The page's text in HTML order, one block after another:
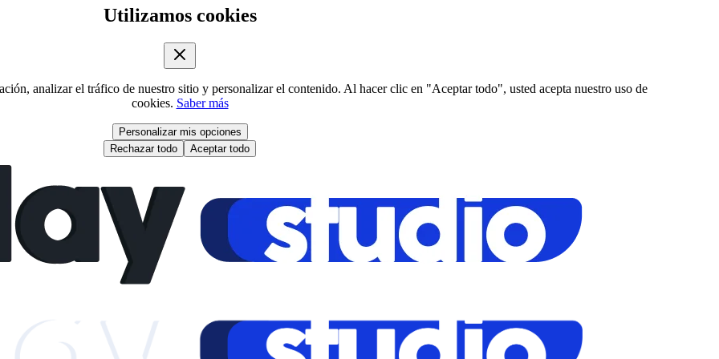
Utilizamos cookies
analizar el tráfico de nuestro sitio y personalizar el contenido. Al hacer clic en "Aceptar todo", usted acepta nuestro uso de
cookies. Saber más
Personalizar mis opciones
Rechazar todo
Aceptar todo